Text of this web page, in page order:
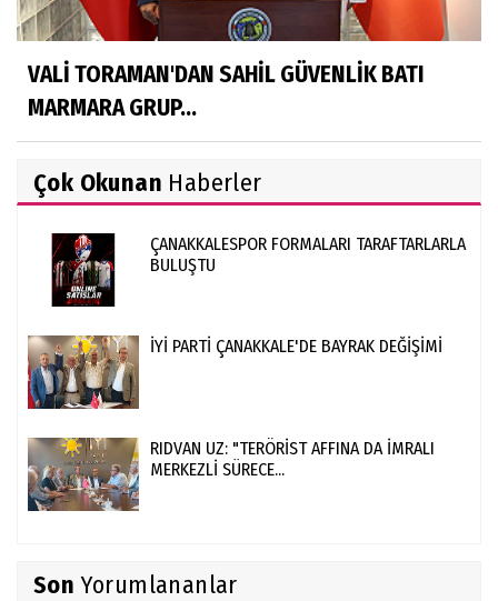
VALİ TORAMAN'DAN SAHİL GÜVENLİK BATI
MARMARA GRUP...
Çok Okunan Haberler
ÇANAKKALESPOR FORMALARI TARAFTARLARLA
BULUŞTU
İYİ PARTİ ÇANAKKALE'DE BAYRAK DEĞİŞİMİ
RIDVAN UZ: "TERÖRİST AFFINA DA İMRALI
MERKEZLİ SÜRECE...
Son Yorumlananlar